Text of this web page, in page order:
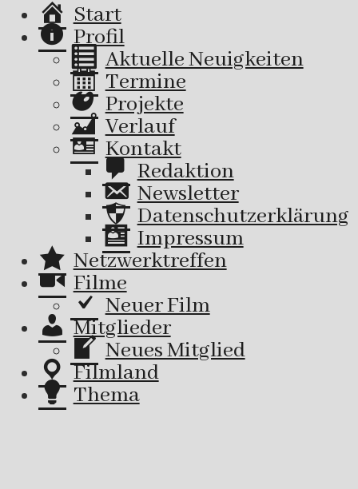
Start
Profil
Aktuelle Neuigkeiten
Termine
Projekte
Verlauf
Kontakt
Redaktion
Newsletter
Datenschutzerklärung
Impressum
Netzwerktreffen
Filme
Neuer Film
Mitglieder
Neues Mitglied
Filmland
Thema